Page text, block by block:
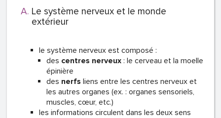
Le système nerveux et le monde
extérieur
le système nerveux est composé :
des centres nerveux : le cerveau et la moelle
épinière
des nerfs liens entre les centres nerveux et
les autres organes (ex. : organes sensoriels,
muscles, cœur, etc.)
les informations circulent dans les deux sens